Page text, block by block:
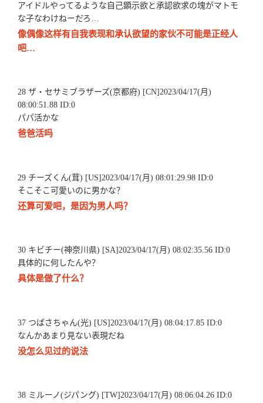
アイドルやってるような自己顕示欲と承認欲求の塊がマトモ
な子なわけねーだろ…
像偶像这样有自我表现和承认欲望的家伙不可能是正经人
吧…
28 ザ・セサミブラザーズ(京都府) [CN]2023/04/17(月)
08:00:51.88 ID:0
パパ活かな
爸爸活吗
29 チーズくん(茸) [US]2023/04/17(月) 08:01:29.98 ID:0
そこそこ可愛いのに男かな？
还算可爱吧，是因为男人吗？
30 キビチー(神奈川県) [SA]2023/04/17(月) 08:02:35.56 ID:0
具体的に何したんや？
具体是做了什么？
37 つばさちゃん(光) [US]2023/04/17(月) 08:04:17.85 ID:0
なんかあまり見ない表現だね
没怎么见过的说法
38 ミルーノ(ジパング) [TW]2023/04/17(月) 08:06:04.26 ID:0